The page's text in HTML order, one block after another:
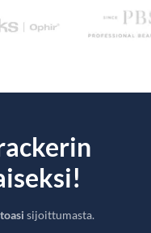
sijoittumasta.